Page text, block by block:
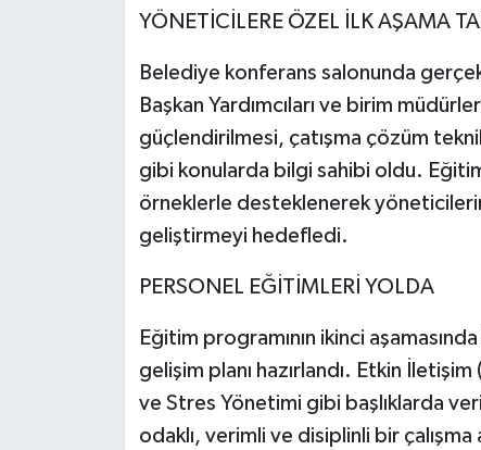
YÖNETİCİLERE ÖZEL İLK AŞAMA
Belediye konferans salonunda
Başkan Yardımcıları ve birim
güçlendirilmesi, çatışma çözüm
gibi konularda bilgi sahibi oldu.
örneklerle desteklenerek
geliştirmeyi hedefledi.
PERSONEL EĞİTİMLERİ YOLDA
Eğitim programının ikinci
gelişim planı hazırlandı. Etkin
ve Stres Yönetimi gibi başlıklarda
odaklı, verimli ve disiplinli bir çalışma